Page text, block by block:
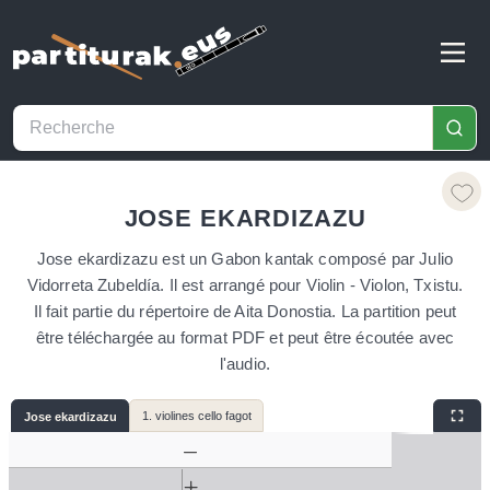
JOSE EKARDIZAZU
Jose ekardizazu est un Gabon kantak composé par Julio
Vidorreta Zubeldía. Il est arrangé pour Violin - Violon, Txistu.
Il fait partie du répertoire de Aita Donostia. La partition peut
être téléchargée au format PDF et peut être écoutée avec
l'audio.
Jose ekardizazu 1. violines cello fagot